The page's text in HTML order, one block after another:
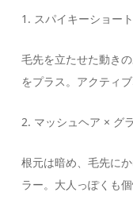
1. スパイキーショー
毛先を立たせた動き
をプラス。アクティブ
2. マッシュヘア × グ
根元は暗め、毛先に
ラー。大人っぽくも